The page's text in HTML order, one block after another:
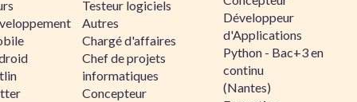
Testeur logiciels
Autres
Chargé d'affaires
Chef de projets
informatiques
Concepteur
Développeur
d'Applications
Python - Bac+3 en
continu
(Nantes)